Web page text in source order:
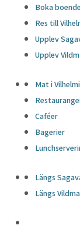
Boka
Res till
Upplev
Upplev
Mat i
Caféer
Bagerier
Längs
Längs